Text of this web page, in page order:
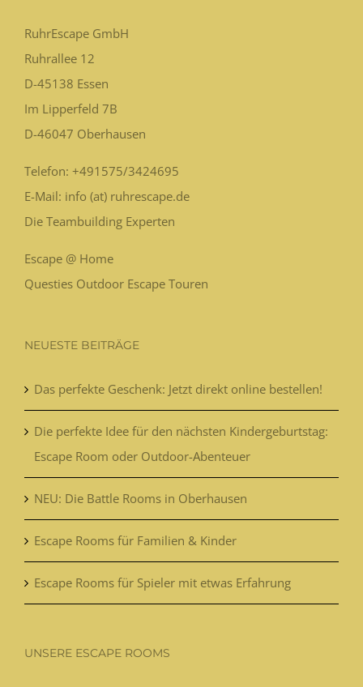
RuhrEscape GmbH
Ruhrallee 12
D-45138 Essen
Im Lipperfeld 7B
D-46047 Oberhausen
Telefon: +491575/3424695
E-Mail: info (at) ruhrescape.de
Die Teambuilding Experten
Escape @ Home
Questies Outdoor Escape Touren
NEUESTE BEITRÄGE
Das perfekte Geschenk: Jetzt direkt online bestellen!
Die perfekte Idee für den nächsten Kindergeburtstag:
Escape Room oder Outdoor-Abenteuer
NEU: Die Battle Rooms in Oberhausen
Escape Rooms für Familien & Kinder
Escape Rooms für Spieler mit etwas Erfahrung
UNSERE ESCAPE ROOMS